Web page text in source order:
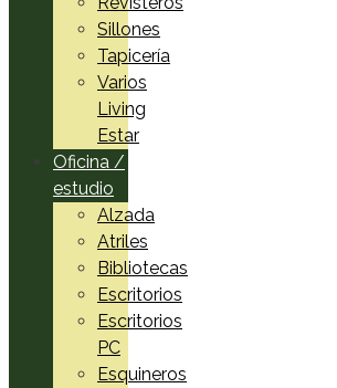
Sillones
Tapicería
Varios
Living
Estar
Oficina /
estudio
Alzada
Atriles
Bibliotecas
Escritorios
Escritorios
PC
Esquineros